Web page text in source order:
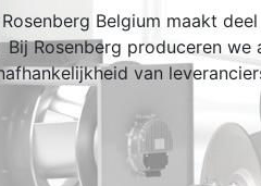
Belgium maakt
Rosenberg produceren we
van